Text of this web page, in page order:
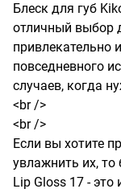
Блеск для губ
отличный выбор
привлекательно
повседневного
случаев, когда
<br />
<br />
Если вы хотите
увлажнить их, то
Lip Gloss 17 -